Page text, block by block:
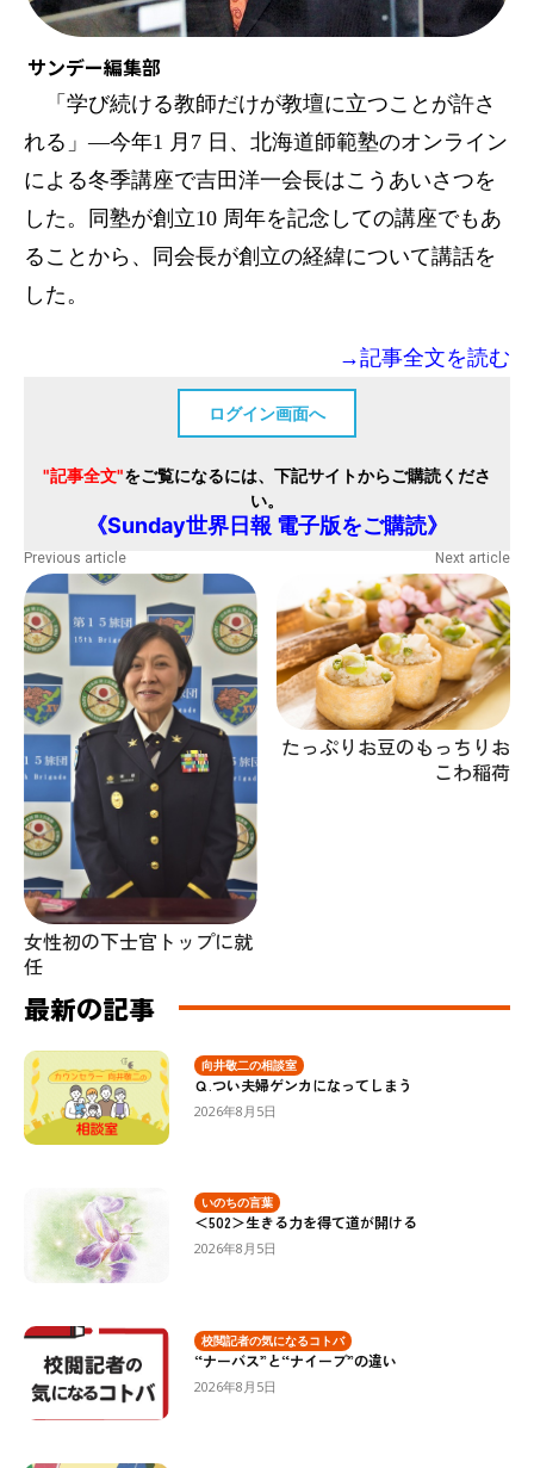
サンデー編集部
「学び続ける教師だけが教壇に立つことが許さ
れる」―今年1 月7 日、北海道師範塾のオンライン
による冬季講座で吉田洋一会長はこうあいさつを
した。同塾が創立10 周年を記念しての講座でもあ
ることから、同会長が創立の経緯について講話を
した。
→記事全文を読む
ログイン画面へ
"記事全文"をご覧になるには、下記サイトからご購読くださ
い。
《Sunday世界日報 電子版をご購読》
Previous article
女性初の下士官トップに就
任
Next article
たっぷりお豆のもっちりお
こわ稲荷
最新の記事
向井敬二の相談室
Ｑ.つい夫婦ゲンカになってしまう
2026年8月5日
いのちの言葉
＜502＞生きる力を得て道が開ける
2026年8月5日
校閲記者の気になるコトバ
“ナーバス”と“ナイーブ”の違い
2026年8月5日